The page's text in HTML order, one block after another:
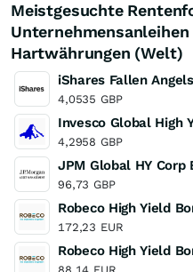
Meistgesuchte
Hartwährungen (Welt)
iShares Fallen
4,0535 GBP
Invesco Global High
4,2958 GBP
JPM Global HY Corp
96,73 GBP
Robeco High Yield
172,23 EUR
Robeco High Yield